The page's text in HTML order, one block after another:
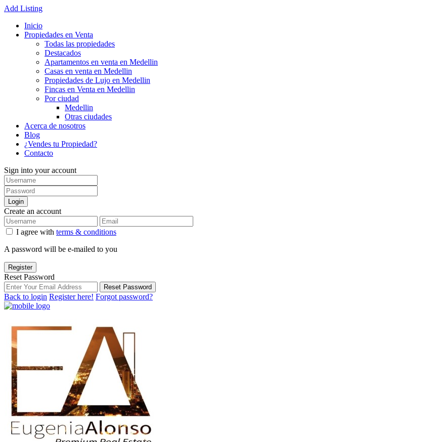
Add Listing
Inicio
Propiedades en Venta
Todas las propiedades
Destacados
Apartamentos en venta en Medellin
Casas en venta en Medellin
Propiedades de Lujo en Medellin
Fincas en Venta en Medellin
Por ciudad
Medellin
Otras ciudades
Acerca de nosotros
Blog
¿Vendes tu Propiedad?
Contacto
Sign into your account
Login
Create an account
I agree with terms & conditions
A password will be e-mailed to you
Register
Reset Password
Reset Password
Back to login Register here! Forgot password?